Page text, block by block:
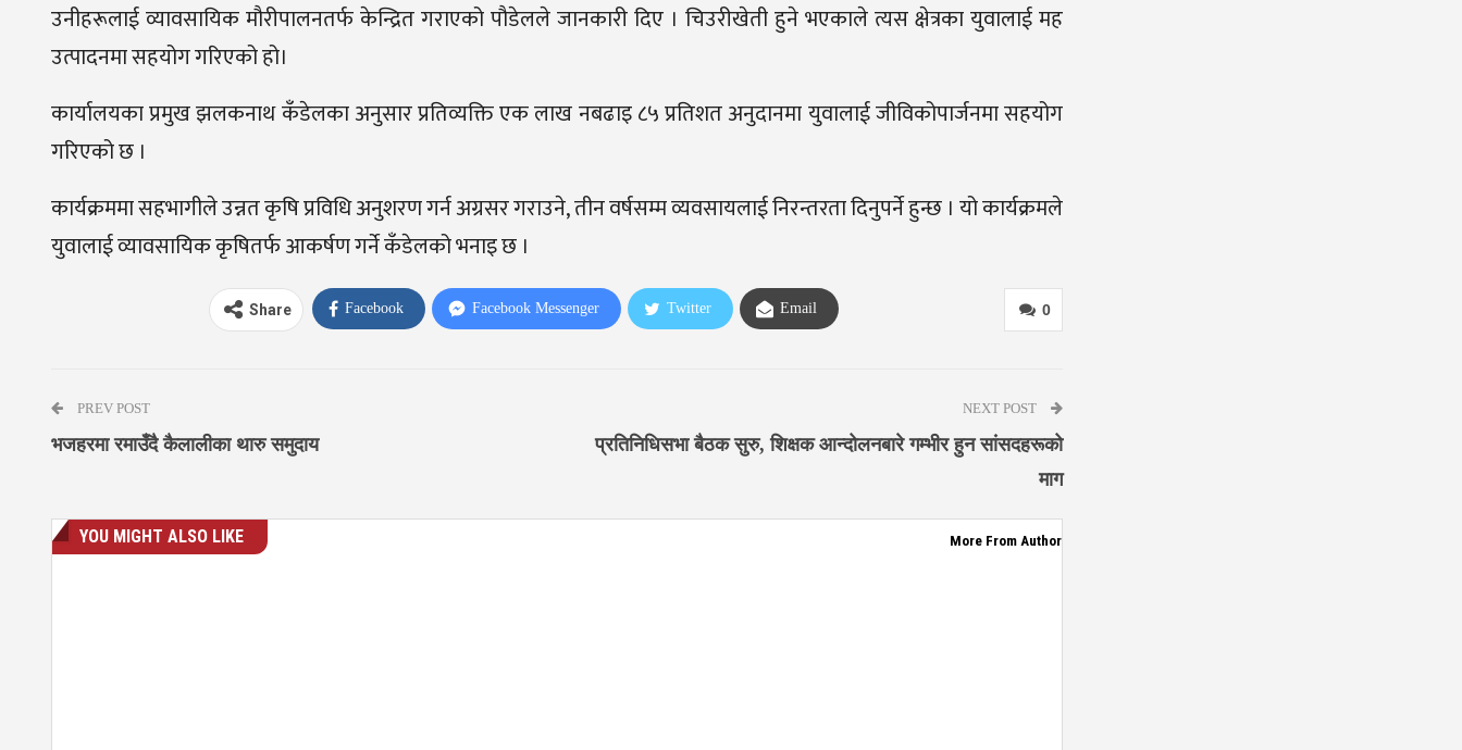
उनीहरूलाई व्यावसायिक मौरीपालनतर्फ केन्द्रित गराएको पौडेलले जानकारी दिए । चिउरीखेती हुने भएकाले त्यस क्षेत्रका युवालाई मह
उत्पादनमा सहयोग गरिएको हो।
कार्यालयका प्रमुख झलकनाथ कँडेलका अनुसार प्रतिव्यक्ति एक लाख नबढाइ ८५ प्रतिशत अनुदानमा युवालाई जीविकोपार्जनमा सहयोग
गरिएको छ ।
कार्यक्रममा सहभागीले उन्नत कृषि प्रविधि अनुशरण गर्न अग्रसर गराउने, तीन वर्षसम्म व्यवसायलाई निरन्तरता दिनुपर्ने हुन्छ । यो कार्यक्रमले
युवालाई व्यावसायिक कृषितर्फ आकर्षण गर्ने कँडेलको भनाइ छ ।
0
Share Facebook Facebook Messenger Twitter Email
PREV POST
भजहरमा रमाउँदै कैलालीका थारु समुदाय
NEXT POST
प्रतिनिधिसभा बैठक सुरु, शिक्षक आन्दोलनबारे गम्भीर हुन सांसदहरूको
माग
YOU MIGHT ALSO LIKE More From Author